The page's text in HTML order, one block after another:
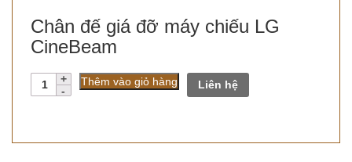
Chân đế giá đỡ máy chiếu LG
CineBeam
Số
lượng
Thêm vào giỏ hàng Liên hệ